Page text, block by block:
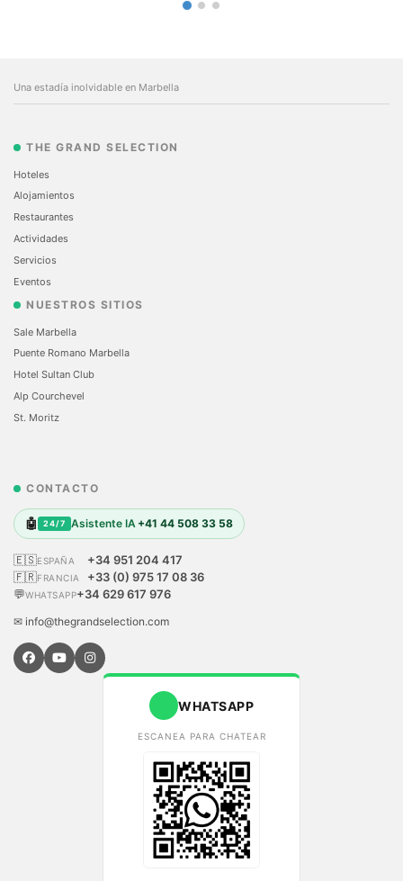
Una estadía inolvidable en Marbella
THE GRAND SELECTION
Hoteles
Alojamientos
Restaurantes
Actividades
Servicios
Eventos
NUESTROS SITIOS
Sale Marbella
Puente Romano Marbella
Hotel Sultan Club
Alp Courchevel
St. Moritz
CONTACTO
🤖 24/7 Asistente IA +41 44 508 33 58
🇪🇸ESPAÑA
+34 951 204 417
🇫🇷FRANCIA
+33 (0) 975 17 08 36
💬WHATSAPP+34 629 617 976
✉ info@thegrandselection.com
WHATSAPP
ESCANEA PARA CHATEAR